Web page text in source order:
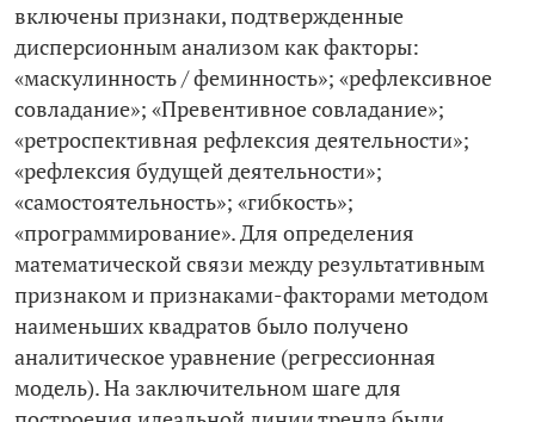
включены признаки, подтвержденные
дисперсионным анализом как факторы:
«маскулинность / феминность»; «рефлексивное
совладание»; «Превентивное совладание»;
«ретроспективная рефлексия деятельности»;
«рефлексия будущей деятельности»;
«самостоятельность»; «гибкость»;
«программирование». Для определения
математической связи между результативным
признаком и признаками-­факторами методом
наименьших квадратов было получено
аналитическое уравнение (регрессионная
модель). На заключительном шаге для